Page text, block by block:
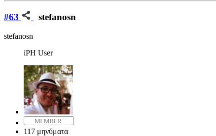
#63 stefanosn
stefanosn
iPH User
117 μηνύματα